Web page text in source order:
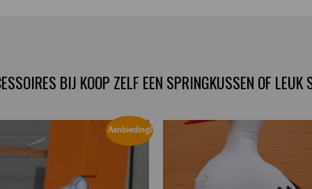
BIJ KOOP ZELF EEN SPRINGKUSSEN OF LEUK
Aanbieding!